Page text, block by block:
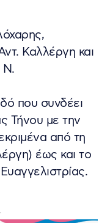
Καλλέργη και
Ν.
που συνδέει
Τήνου με την
από τη
έως και το